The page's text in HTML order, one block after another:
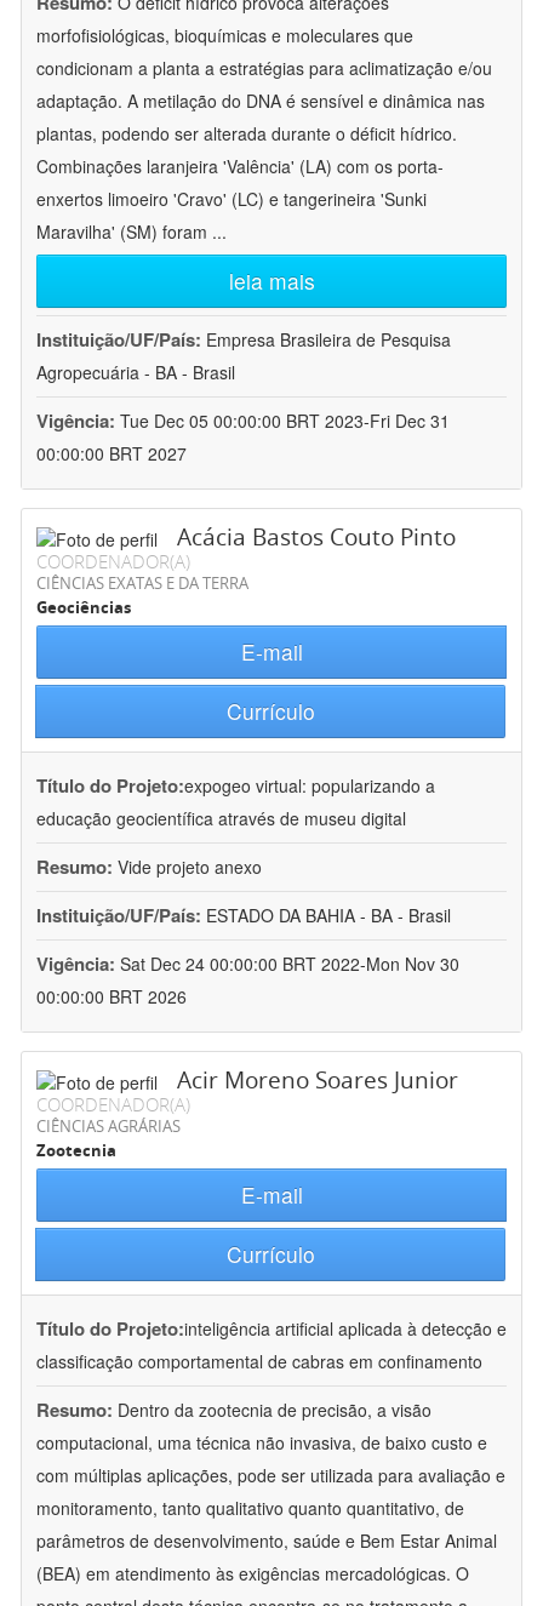
morfofisiológicas, bioquímicas e moleculares que
condicionam a planta a estratégias para aclimatização e/ou
adaptação. A metilação do DNA é sensível e dinâmica nas
plantas, podendo ser alterada durante o déficit hídrico.
Combinações laranjeira 'Valência' (LA) com os porta-
enxertos limoeiro 'Cravo' (LC) e tangerineira 'Sunki
Maravilha' (SM) foram ...
leia mais
Instituição/UF/País: Empresa Brasileira de Pesquisa
Agropecuária - BA - Brasil
Vigência: Tue Dec 05 00:00:00 BRT 2023-Fri Dec 31
00:00:00 BRT 2027
Acácia Bastos Couto Pinto
COORDENADOR(A)
CIÊNCIAS EXATAS E DA TERRA
Geociências
E-mail
Currículo
Título do Projeto:expogeo virtual: popularizando a
educação geocientífica através de museu digital
Resumo: Vide projeto anexo
Instituição/UF/País: ESTADO DA BAHIA - BA - Brasil
Vigência: Sat Dec 24 00:00:00 BRT 2022-Mon Nov 30
00:00:00 BRT 2026
Acir Moreno Soares Junior
COORDENADOR(A)
CIÊNCIAS AGRÁRIAS
Zootecnia
E-mail
Currículo
Título do Projeto:inteligência artificial aplicada à detecção e
classificação comportamental de cabras em confinamento
Resumo: Dentro da zootecnia de precisão, a visão
computacional, uma técnica não invasiva, de baixo custo e
com múltiplas aplicações, pode ser utilizada para avaliação e
monitoramento, tanto qualitativo quanto quantitativo, de
parâmetros de desenvolvimento, saúde e Bem Estar Animal
(BEA) em atendimento às exigências mercadológicas. O